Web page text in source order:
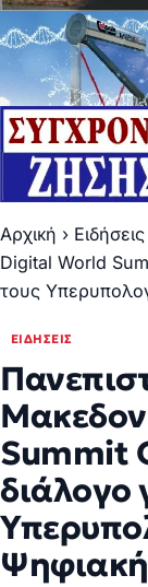
Αρχική › Ειδήσεις
Digital World
τους
ΕΙΔΉΣΕΙΣ
Summit
διάλογο